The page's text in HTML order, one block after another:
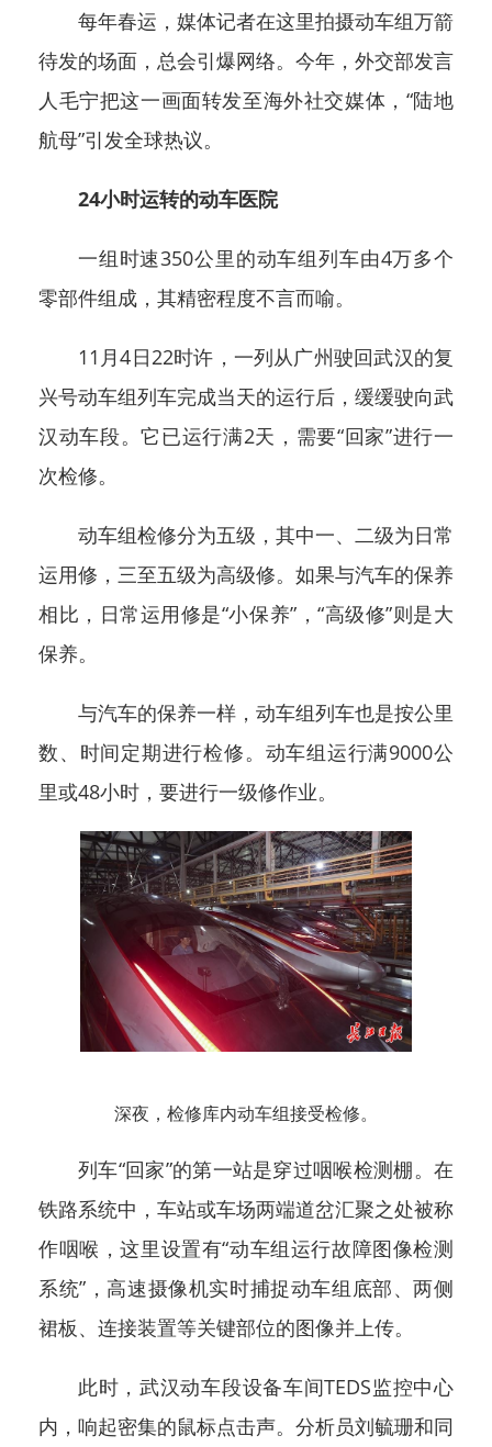
每年春运，媒体记者在这里拍摄动车组万箭
待发的场面，总会引爆网络。今年，外交部发言
人毛宁把这一画面转发至海外社交媒体，“陆地
航母”引发全球热议。
24小时运转的动车医院
一组时速350公里的动车组列车由4万多个
零部件组成，其精密程度不言而喻。
11月4日22时许，一列从广州驶回武汉的复
兴号动车组列车完成当天的运行后，缓缓驶向武
汉动车段。它已运行满2天，需要“回家”进行一
次检修。
动车组检修分为五级，其中一、二级为日常
运用修，三至五级为高级修。如果与汽车的保养
相比，日常运用修是“小保养”，“高级修”则是大
保养。
与汽车的保养一样，动车组列车也是按公里
数、时间定期进行检修。动车组运行满9000公
里或48小时，要进行一级修作业。
深夜，检修库内动车组接受检修。
列车“回家”的第一站是穿过咽喉检测棚。在
铁路系统中，车站或车场两端道岔汇聚之处被称
作咽喉，这里设置有“动车组运行故障图像检测
系统”，高速摄像机实时捕捉动车组底部、两侧
裙板、连接装置等关键部位的图像并上传。
此时，武汉动车段设备车间TEDS监控中心
内，响起密集的鼠标点击声。分析员刘毓珊和同